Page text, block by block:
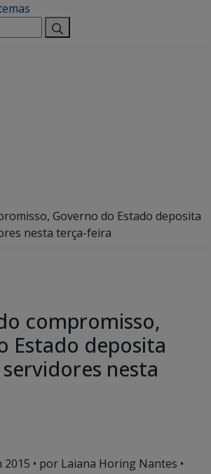
Governo do Estado deposita
nesta terça-feira
compromisso,
Estado deposita
nesta
2015 • por Laiana Horing Nantes •